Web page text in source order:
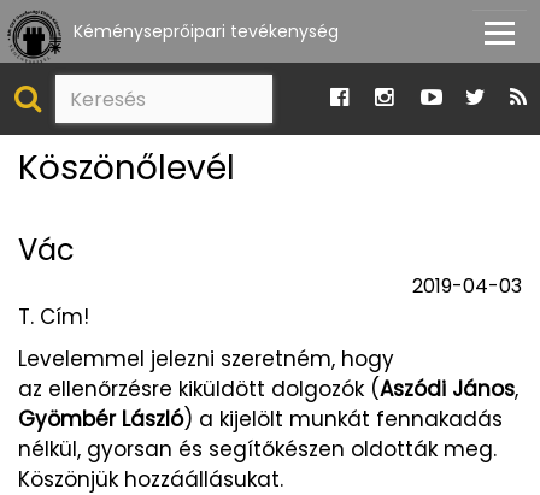
Kéményseprőipari tevékenység
Köszönőlevél
Vác
2019-04-03
T. Cím!
Levelemmel jelezni szeretném, hogy
az ellenőrzésre kiküldött dolgozók (Aszódi János,
Gyömbér László) a kijelölt munkát fennakadás
nélkül, gyorsan és segítőkészen oldották meg.
Köszönjük hozzáállásukat.